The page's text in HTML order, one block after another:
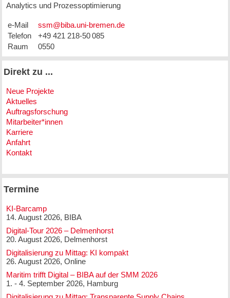
Analytics und Prozessoptimierung
e-Mail
Telefon
+49 421 218-50 085
Raum
0550
Direkt zu ...
Neue Projekte
Aktuelles
Auftragsforschung
Mitarbeiter*innen
Karriere
Anfahrt
Kontakt
Termine
KI-Barcamp
14. August 2026, BIBA
Digital-Tour 2026 – Delmenhorst
20. August 2026, Delmenhorst
Digitalisierung zu Mittag: KI kompakt
26. August 2026, Online
Maritim trifft Digital – BIBA auf der SMM 2026
1. - 4. September 2026, Hamburg